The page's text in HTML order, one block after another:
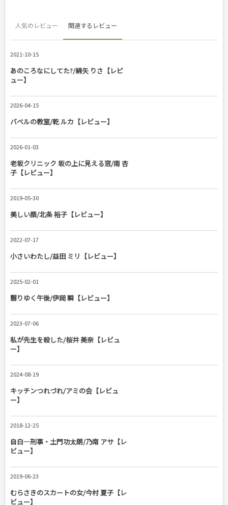
人気のレビュー 関連するレビュー
2021-10-15
あのころなにしてた?/綿矢 りさ【レビ
ュー】
2026-04-15
バベルの教室/乾 ルカ【レビュー】
2026-01-03
老坂クリニック 坂の上に見える窓/南 杏
子【レビュー】
2019-05-30
美しい顔/北条 裕子【レビュー】
2022-07-17
小さいわたし/益田 ミリ【レビュー】
2025-02-01
翳りゆく午後/伊岡 瞬【レビュー】
2023-07-06
私が先生を殺した/桜井 美奈【レビュ
ー】
2024-08-19
キッチンつれづれ/アミの会【レビュ
ー】
2018-12-25
自白―刑事・土門功太朗/乃南 アサ【レ
ビュー】
2019-06-23
むらさきのスカートの女/今村 夏子【レ
ビュー】